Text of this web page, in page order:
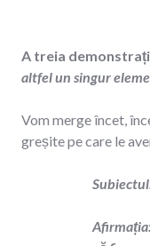
A treia
altfel un singur
Vom merge încet,
greșite pe care le
Subiectul